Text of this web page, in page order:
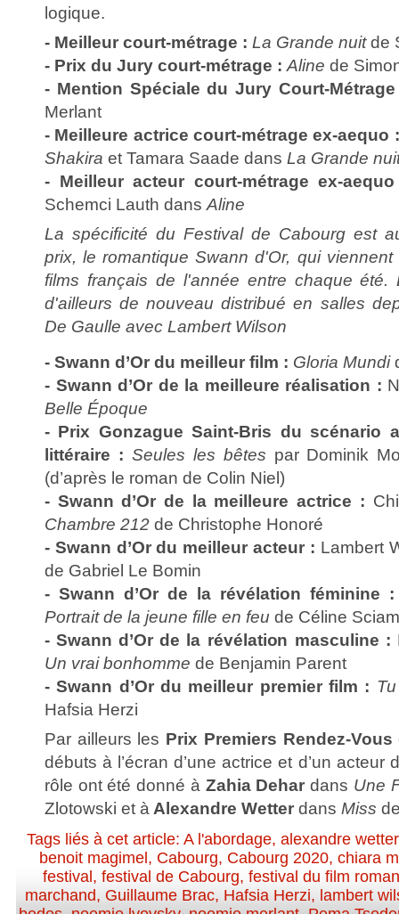
logique.
- Meilleur court-métrage : La Grande nuitde
- Prix du Jury court-métrage : Aline de
- Mention Spéciale du Jury Court-
Merlant
- Meilleure actrice court-métrage ex-aequo
Shakira et Tamara Saade dans La Grande
- Meilleur acteur court-métrageex-
Schemci Lauth dans Aline
La spécificité du Festival de Cabourg est
prix, le romantique Swann d'Or, qui
films français de l'année entre chaque
d'ailleurs de nouveau distribué en salles
De Gaulle avec Lambert Wilson
- Swann d’Or du meilleur film : Gloria Mundi
- Swann d’Or de la meilleure réalisation :
Belle Époque
- Prix Gonzague Saint-Bris du scénario
littéraire : Seules les bêtes par Dominik
(d’après le roman de Colin Niel)
- Swann d’Or de la meilleure actrice :
Chambre 212 de Christophe Honoré
- Swann d’Or du meilleur acteur : Lambert
de Gabriel Le Bomin
- Swann d’Or de la révélation féminine :
Portrait de la jeune fille en feu de Céline
- Swann d’Or de la révélation masculine :
Un vrai bonhomme de Benjamin Parent
- Swann d’Or du meilleur premier film :
Hafsia Herzi
Par ailleurs les Prix Premiers Rendez-Vous
débuts à l’écran d’une actrice et d’un acteur
rôle ont été donné à Zahia Dehar dans Une
Zlotowski et à Alexandre Wetter dans Miss
Tags liés à cet article: A l'abordage, alexandre wetter
benoit magimel , Cabourg, Cabourg 2020,chiara
festival , festival de Cabourg, festival du film
marchand, Guillaume Brac, Hafsia Herzi, lambert